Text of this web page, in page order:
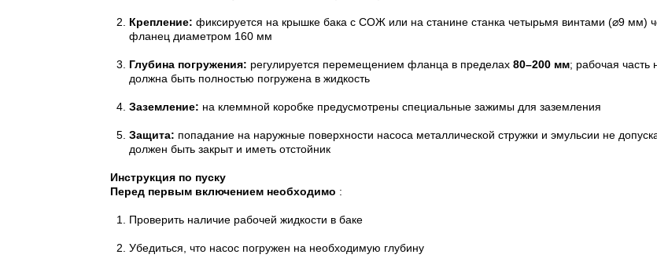
Крепление: фиксируется на крышке бака с СОЖ или на станине станка четырьмя винтами (⌀9 мм)
фланец диаметром 160 мм
Глубина погружения: регулируется перемещением фланца в пределах 80–200 мм; рабочая часть
должна быть полностью погружена в жидкость
Заземление: на клеммной коробке предусмотрены специальные зажимы для заземления
Защита: попадание на наружные поверхности насоса металлической стружки и эмульсии не
должен быть закрыт и иметь отстойник
Инструкция по пуску
Перед первым включением необходимо :
Проверить наличие рабочей жидкости в баке
Убедиться, что насос погружен на необходимую глубину